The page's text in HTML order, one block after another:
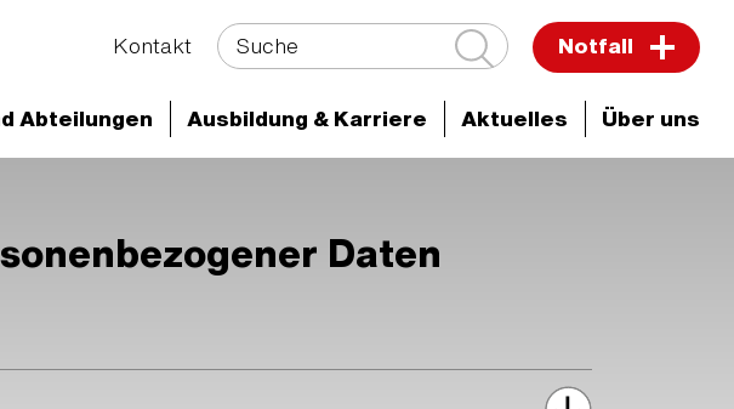
Kontakt Suche Notfall
Abteilungen Ausbildung & Karriere Aktuelles Über uns
Daten